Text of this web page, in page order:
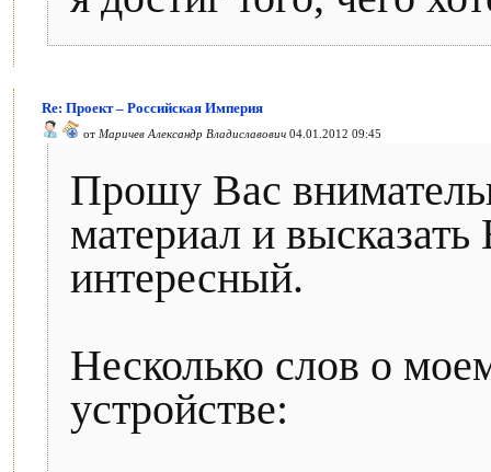
Re: Проект – Российская Империя
от Маричев Александр Владиславович 04.01.2012 09:45
Прошу Вас
материал и
интересный.
Несколько слов о
устройстве: